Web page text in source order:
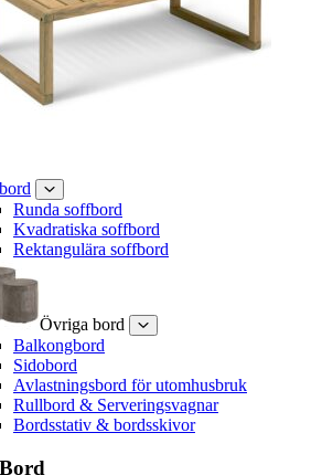
Runda soffbord
Kvadratiska soffbord
Rektangulära soffbord
Övriga bord
Balkongbord
Sidobord
Avlastningsbord för utomhusbruk
Rullbord & Serveringsvagnar
Bordsstativ & bordsskivor
Bord